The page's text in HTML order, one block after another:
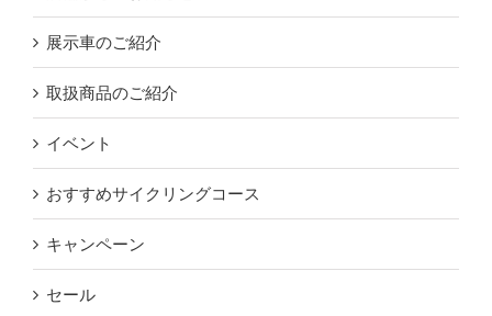
展示車のご紹介
取扱商品のご紹介
イベント
おすすめサイクリングコース
キャンペーン
セール